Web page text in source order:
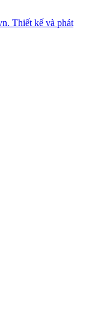
Thiết kế và phát